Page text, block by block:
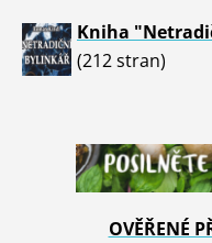
Kniha
(212 stran)
OVĚŘENÉ